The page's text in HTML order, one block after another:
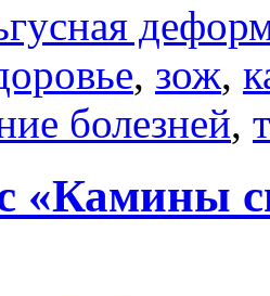
, зож,
болезней,
«Камины